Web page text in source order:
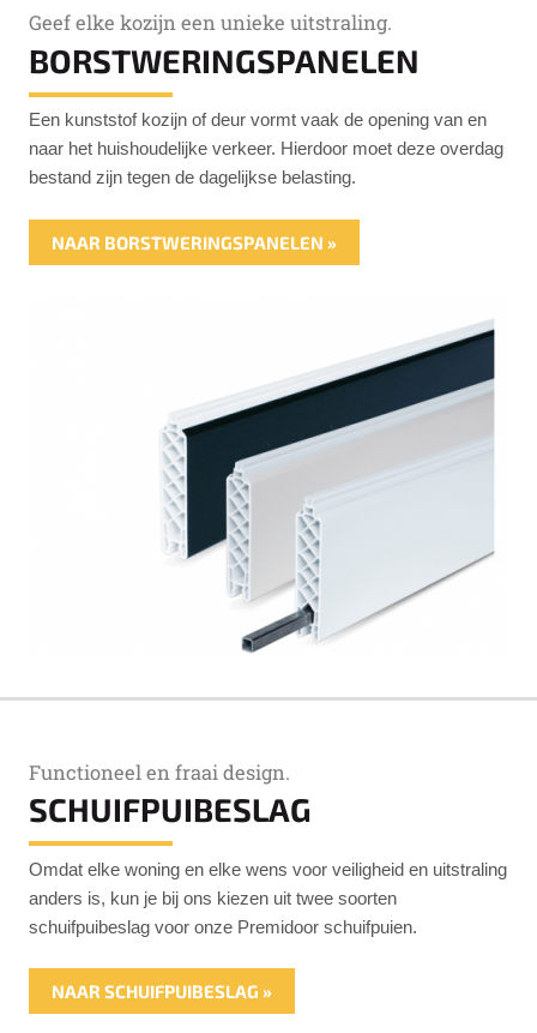
Geef elke kozijn een unieke uitstraling.
BORSTWERINGSPANELEN
Een kunststof kozijn of deur vormt vaak de opening van en
naar het huishoudelijke verkeer. Hierdoor moet deze overdag
bestand zijn tegen de dagelijkse belasting.
NAAR BORSTWERINGSPANELEN »
Functioneel en fraai design.
SCHUIFPUIBESLAG
Omdat elke woning en elke wens voor veiligheid en uitstraling
anders is, kun je bij ons kiezen uit twee soorten
schuifpuibeslag voor onze Premidoor schuifpuien.
NAAR SCHUIFPUIBESLAG »